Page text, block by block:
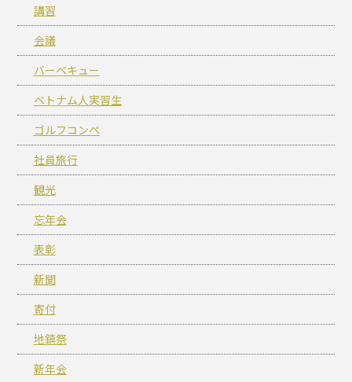
講習
会議
バーベキュー
ベトナム人実習生
ゴルフコンペ
社員旅行
観光
忘年会
表彰
新聞
寄付
地鎮祭
新年会